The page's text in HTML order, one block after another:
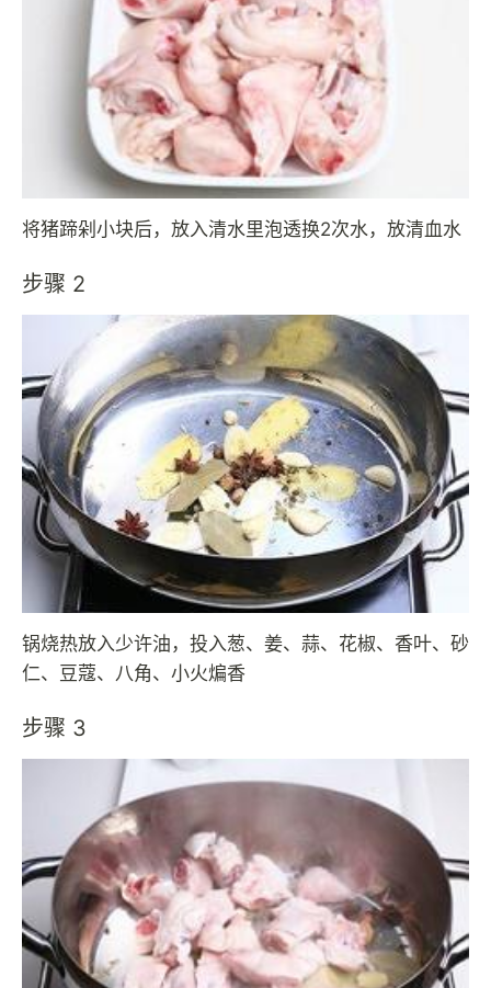
将猪蹄剁小块后，放入清水里泡透换2次水，放清血水
步骤 2
锅烧热放入少许油，投入葱、姜、蒜、花椒、香叶、砂
仁、豆蔻、八角、小火煸香
步骤 3